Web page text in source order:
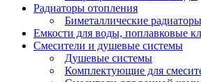
Радиаторы отопления
Биметаллические
Емкости для воды, поплавковые
Смесители и душевые системы
Душевые системы
Комплектующие для